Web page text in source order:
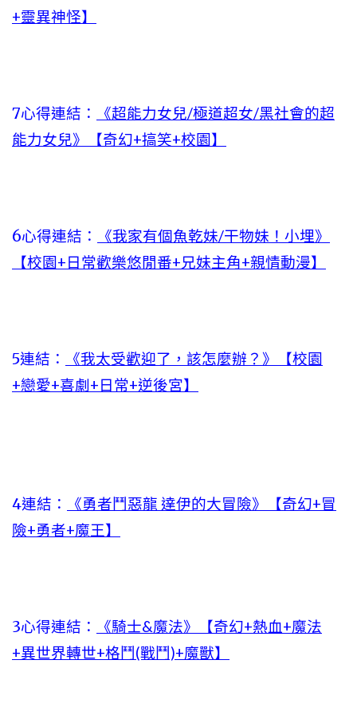
+靈異神怪】
7心得連結：
《超能力女兒/極道超女/黑社會的超
能力女兒》【奇幻+搞笑+校園】
6心得連結：
《我家有個魚乾妹/干物妹！小埋》
【校園+日常歡樂悠閒番+兄妹主角+親情動漫】
5連結：
《我太受歡迎了，該怎麼辦？》【校園
+戀愛+喜劇+日常+逆後宮】
4連結：
《勇者鬥惡龍 達伊的大冒險》【奇幻+冒
險+勇者+魔王】
3心得連結：
《騎士&魔法》【奇幻+熱血+魔法
+異世界轉世+格鬥(戰鬥)+魔獸】